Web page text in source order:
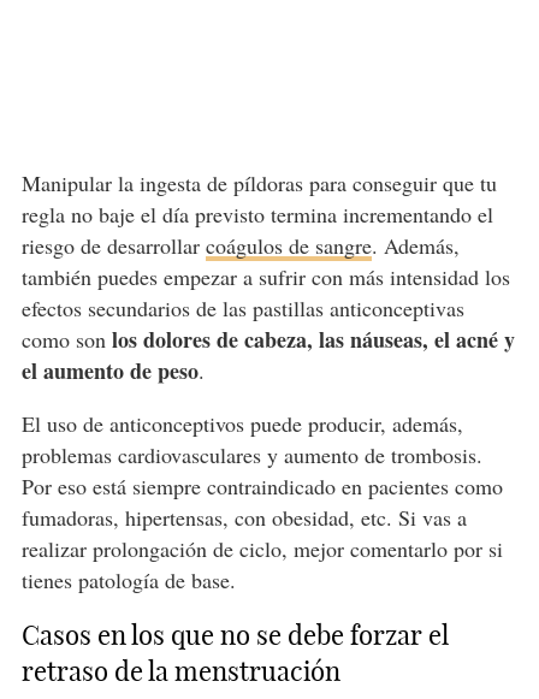
Manipular la ingesta de píldoras para conseguir que tu
regla no baje el día previsto termina incrementando el
riesgo de desarrollar coágulos de sangre. Además,
también puedes empezar a sufrir con más intensidad los
efectos secundarios de las pastillas anticonceptivas
como son los dolores de cabeza, las náuseas, el acné y
el aumento de peso.
El uso de anticonceptivos puede producir, además,
problemas cardiovasculares y aumento de trombosis.
Por eso está siempre contraindicado en pacientes como
fumadoras, hipertensas, con obesidad, etc. Si vas a
realizar prolongación de ciclo, mejor comentarlo por si
tienes patología de base.
Casos en los que no se debe forzar el
retraso de la menstruación